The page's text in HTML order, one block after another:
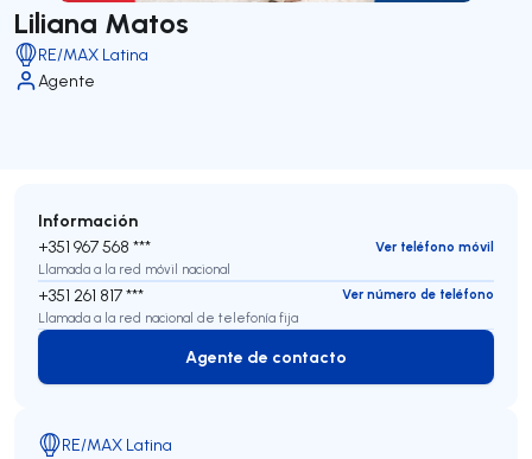
Liliana Matos
RE/MAX Latina
Agente
Información
+351 967 568 ***
Ver teléfono móvil
Llamada a la red móvil nacional
+351 261 817 ***
Ver número de teléfono
Llamada a la red nacional de telefonía fija
Agente de contacto
Agente de contacto
RE/MAX Latina